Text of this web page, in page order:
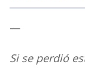
—
Si se perdió